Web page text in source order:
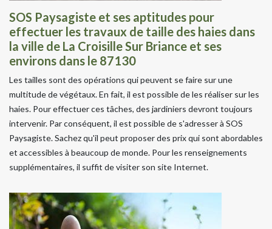
SOS Paysagiste et ses aptitudes pour
effectuer les travaux de taille des haies dans
la ville de La Croisille Sur Briance et ses
environs dans le 87130
Les tailles sont des opérations qui peuvent se faire sur une
multitude de végétaux. En fait, il est possible de les réaliser sur les
haies. Pour effectuer ces tâches, des jardiniers devront toujours
intervenir. Par conséquent, il est possible de s'adresser à SOS
Paysagiste. Sachez qu'il peut proposer des prix qui sont abordables
et accessibles à beaucoup de monde. Pour les renseignements
supplémentaires, il suffit de visiter son site Internet.